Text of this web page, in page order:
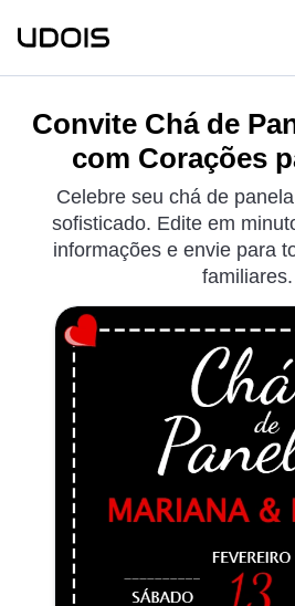
Convite Chá de
com Corações
Celebre seu chá de
sofisticado. Edite em
informações e envie para
familiares.